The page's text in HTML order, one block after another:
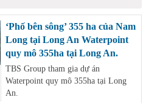
‘Phố bên sông’ 355 ha của Nam
Long tại Long An Waterpoint
quy mô 355ha tại Long An.
TBS Group tham gia dự án
Waterpoint quy mô 355ha tại Long
An.